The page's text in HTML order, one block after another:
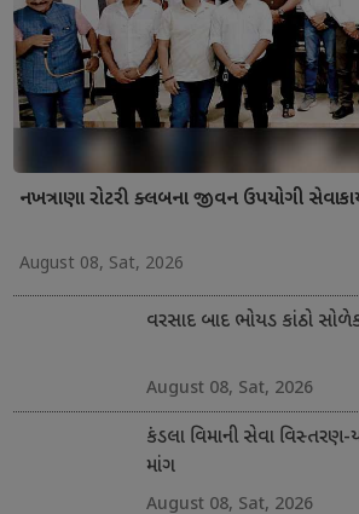
નખત્રાણા રોટરી ક્લબના જીવન ઉપયોગી
August 08, Sat, 2026
વરસાદ બાદ ભોયડ કાંઠો
August 08, Sat, 2026
કંડલા વિમાની સેવા વિસ્તરણ-
માંગ
August 08, Sat, 2026